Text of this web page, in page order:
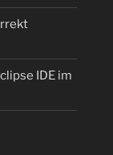
IDE im